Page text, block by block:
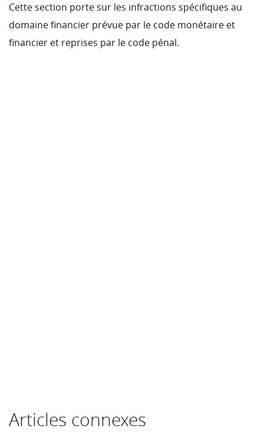
Cette section porte sur les infractions spécifiques au
domaine financier prévue par le code monétaire et
financier et reprises par le code pénal.
Articles connexes